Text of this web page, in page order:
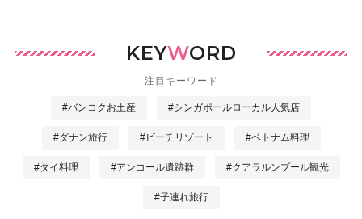
KEYWORD
注目キーワード
#バンコクお土産 #シンガポールローカル人気店
#ダナン旅行 #ビーチリゾート #ベトナム料理
#タイ料理 #アンコール遺跡群 #クアラルンプール観光
#子連れ旅行